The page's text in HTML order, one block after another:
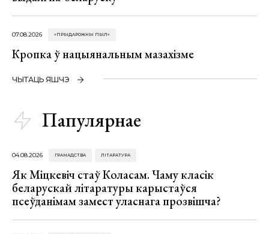
07.08.2026 «ПРЫДАРОЖНЫ ПЫЛ»
Кропка ў нацыянальным мазахізме
ЧЫТАЦЬ ЯШЧЭ
Папулярнае
04.08.2026 ГРАМАДСТВА ЛІТАРАТУРА
Як Міцкевіч стаў Коласам. Чаму класік
беларускай літаратуры карыстаўся
псеўданімам замест уласнага прозвішча?